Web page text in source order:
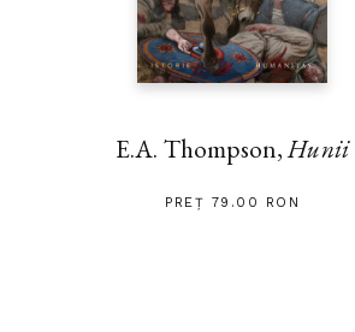
E.A. Thompson,Hunii
PREȚ 79.00 RON